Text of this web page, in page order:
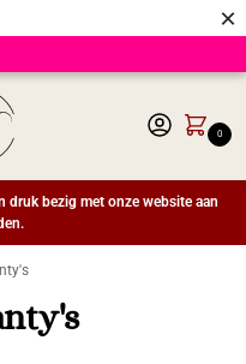
×
0
druk bezig met onze website aan